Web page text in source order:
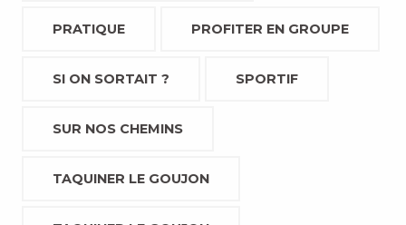
PRATIQUE PROFITER EN GROUPE
SI ON SORTAIT ? SPORTIF
SUR NOS CHEMINS
TAQUINER LE GOUJON